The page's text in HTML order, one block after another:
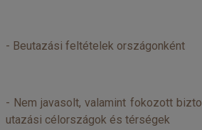
- Beutazási feltételek országonként
- Nem javasolt, valamint fokozott
utazási célországok és térségek